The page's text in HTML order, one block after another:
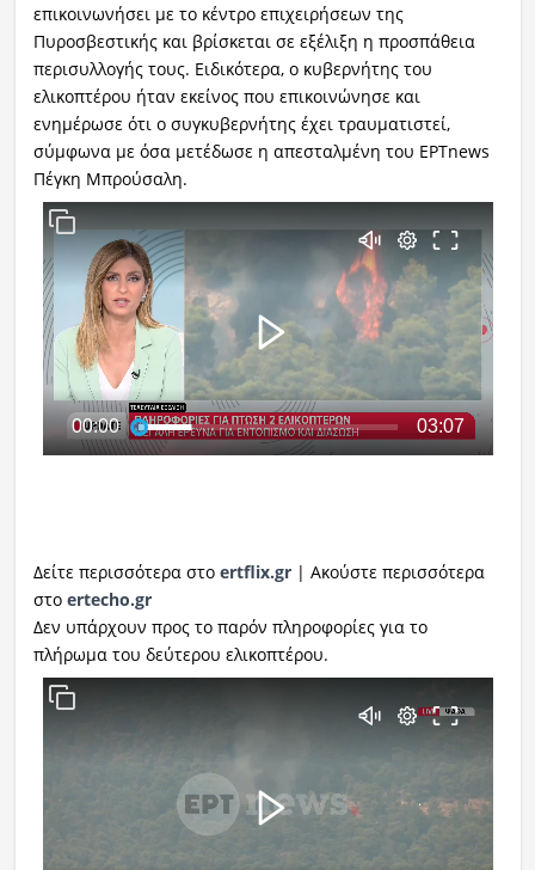
επικοινωνήσει με το κέντρο επιχειρήσεων της
Πυροσβεστικής και βρίσκεται σε εξέλιξη η προσπάθεια
περισυλλογής τους. Ειδικότερα, ο κυβερνήτης του
ελικοπτέρου ήταν εκείνος που επικοινώνησε και
ενημέρωσε ότι ο συγκυβερνήτης έχει τραυματιστεί,
σύμφωνα με όσα μετέδωσε η απεσταλμένη του ΕΡΤnews
Πέγκη Μπρούσαλη.
Δείτε περισσότερα στο ertflix.gr| Ακούστε περισσότερα
στο ertecho.gr
Δεν υπάρχουν προς το παρόν πληροφορίες για το
πλήρωμα του δεύτερου ελικοπτέρου.